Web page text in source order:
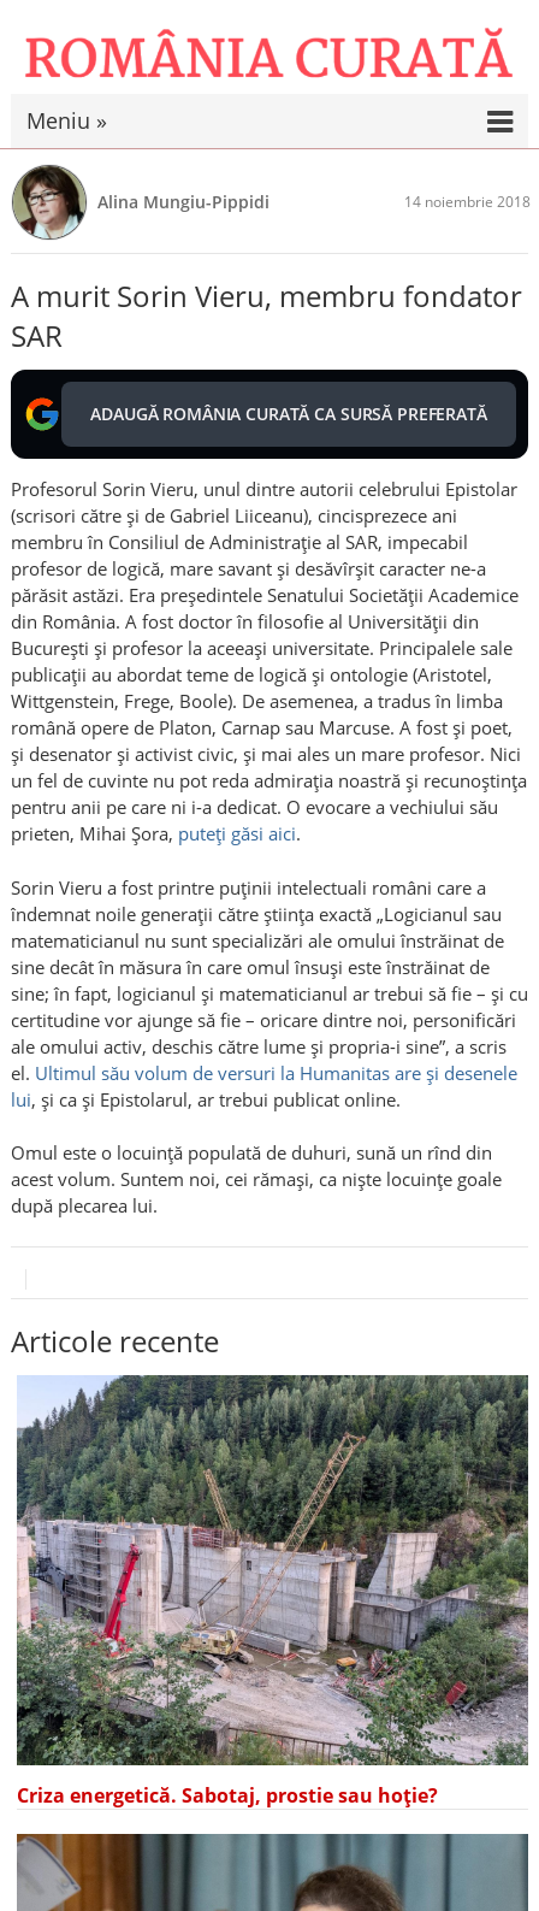
Meniu »
Alina Mungiu-Pippidi 14 noiembrie 2018
A murit Sorin Vieru, membru fondator
SAR
ADAUGĂ ROMÂNIA CURATĂ CA SURSĂ PREFERATĂ
Profesorul Sorin Vieru, unul dintre autorii celebrului Epistolar
(scrisori către și de Gabriel Liiceanu), cincisprezece ani
membru în Consiliul de Administrație al SAR, impecabil
profesor de logică, mare savant și desăvîrșit caracter ne-a
părăsit astăzi. Era președintele Senatului Societății Academice
din România. A fost doctor în filosofie al Universităţii din
Bucureşti și profesor la aceeași universitate. Principalele sale
publicaţii au abordat teme de logică şi ontologie (Aristotel,
Wittgenstein, Frege, Boole). De asemenea, a tradus în limba
română opere de Platon, Carnap sau Marcuse. A fost și poet,
și desenator și activist civic, și mai ales un mare profesor. Nici
un fel de cuvinte nu pot reda admirația noastră și recunoștința
pentru anii pe care ni i-a dedicat. O evocare a vechiului său
prieten, Mihai Șora, puteți găsi aici.
Sorin Vieru a fost printre puținii intelectuali români care a
îndemnat noile generații către știința exactă „Logicianul sau
matematicianul nu sunt specializări ale omului înstrăinat de
sine decât în măsura în care omul însuși este înstrăinat de
sine; în fapt, logicianul și matematicianul ar trebui să fie – și cu
certitudine vor ajunge să fie – oricare dintre noi, personificări
ale omului activ, deschis către lume și propria-i sine”, a scris
el. Ultimul său volum de versuri la Humanitas are și desenele
lui, și ca și Epistolarul, ar trebui publicat online.
Omul este o locuință populată de duhuri, sună un rînd din
acest volum. Suntem noi, cei rămași, ca niște locuințe goale
după plecarea lui.
Articole recente
Criza energetică. Sabotaj, prostie sau hoție?